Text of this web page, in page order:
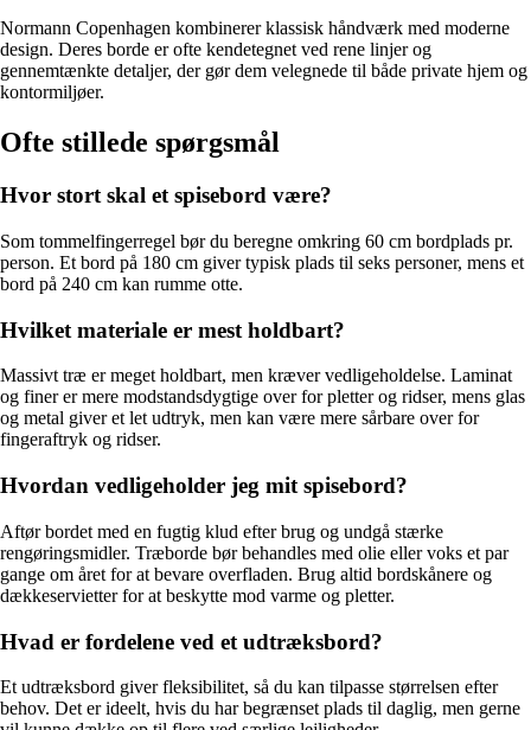
Normann Copenhagen kombinerer klassisk håndværk med moderne
design. Deres borde er ofte kendetegnet ved rene linjer og
gennemtænkte detaljer, der gør dem velegnede til både private hjem og
kontormiljøer.
Ofte stillede spørgsmål
Hvor stort skal et spisebord være?
Som tommelfingerregel bør du beregne omkring 60 cm bordplads pr.
person. Et bord på 180 cm giver typisk plads til seks personer, mens et
bord på 240 cm kan rumme otte.
Hvilket materiale er mest holdbart?
Massivt træ er meget holdbart, men kræver vedligeholdelse. Laminat
og finer er mere modstandsdygtige over for pletter og ridser, mens glas
og metal giver et let udtryk, men kan være mere sårbare over for
fingeraftryk og ridser.
Hvordan vedligeholder jeg mit spisebord?
Aftør bordet med en fugtig klud efter brug og undgå stærke
rengøringsmidler. Træborde bør behandles med olie eller voks et par
gange om året for at bevare overfladen. Brug altid bordskånere og
dækkeservietter for at beskytte mod varme og pletter.
Hvad er fordelene ved et udtræksbord?
Et udtræksbord giver fleksibilitet, så du kan tilpasse størrelsen efter
behov. Det er ideelt, hvis du har begrænset plads til daglig, men gerne